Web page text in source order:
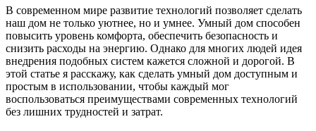
В современном мире развитие технологий позволяет сделать
наш дом не только уютнее, но и умнее. Умный дом способен
повысить уровень комфорта, обеспечить безопасность и
снизить расходы на энергию. Однако для многих людей идея
внедрения подобных систем кажется сложной и дорогой. В
этой статье я расскажу, как сделать умный дом доступным и
простым в использовании, чтобы каждый мог
воспользоваться преимуществами современных технологий
без лишних трудностей и затрат.